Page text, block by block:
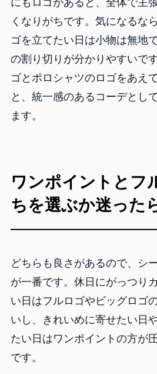
くなりがちです。気になるな
ゴを立てたい日は小物は無地
の割り切りが分かりやすいで
ゴとポロシャツのロゴをあえ
と、統一感のあるコーデとし
ます。
ワンポイントとフ
ちを選ぶか迷った
どちらも良さがあるので、シ
が一番です。休日にがっつり
い日はフルロゴやビッグロゴ
いし、きれいめに寄せたい日
たい日はワンポイントの方が
です。